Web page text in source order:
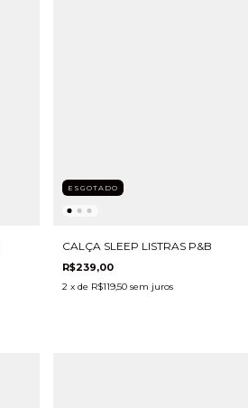
ESGOTADO
CALÇA SLEEP LISTRAS P&B
R$239,00
2 x de R$119,50 sem juros